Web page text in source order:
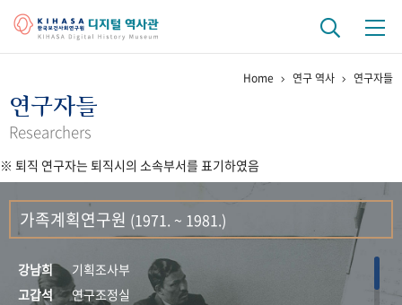
걸어온 길 기관 변천사
연구 역사
정책과 연구 키워드로 보는 연구 역사
연구자들
간행물 변천사
기록물 아카이브
Home 연구 역사 연구자들
연구자들
Researchers
※ 퇴직 연구자는 퇴직시의 소속부서를 표기하였음
가족계획연구원 (1971. ~ 1981.)
강남희
기획조사부
고갑석
연구조정실